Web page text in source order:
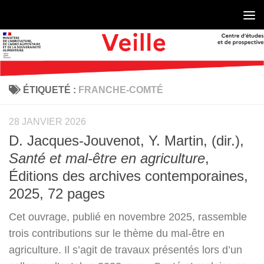
ÉTIQUETÉ : FRANCHE-COMTÉ
28 JANVIER 2026
D. Jacques-Jouvenot, Y. Martin, (dir.),
Santé et mal-être en agriculture,
Éditions des archives contemporaines,
2025, 72 pages
Cet ouvrage, publié en novembre 2025, rassemble
trois contributions sur le thème du mal-être en
agriculture. Il s’agit de travaux présentés lors d’un